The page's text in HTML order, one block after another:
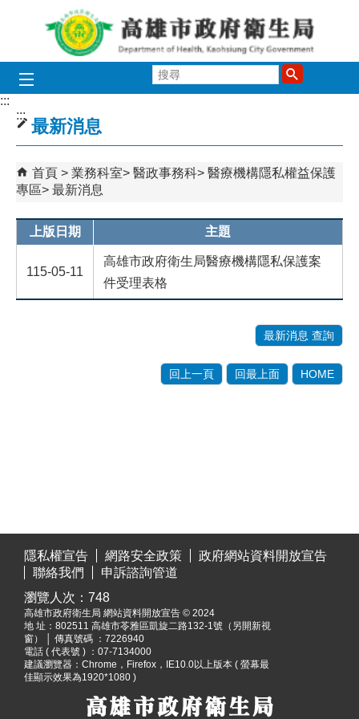
跳到主要內容區塊
尋
:::
:::
最新消息
首頁 業務科室 醫政事務科
醫療機構隱私權益保護
專區
最新消息
上版日期 主題
115-05-11
高雄市政府衛生局醫療機構隱私保護案
件受理表格
最新消息 查詢
回上一頁 回最上面 HOME
隱私權宣告
網路安全政策
政府網站資料開放宣告
聯絡我們
申訴諮詢管道
瀏覽人次： 748
高雄市政府衛生局 網站資料開放宣告 © 2024
地 址： 802511 高雄市苓雅區凱旋二路132-1號（另開新視
窗）
│ 傳真號碼 ：7226940
電話 ( 代表號 ) ：07-7134000
建議瀏覽器：Chrome，Firefox，IE10.0以上版本 ( 螢幕最
佳顯示效果為1920*1080 )